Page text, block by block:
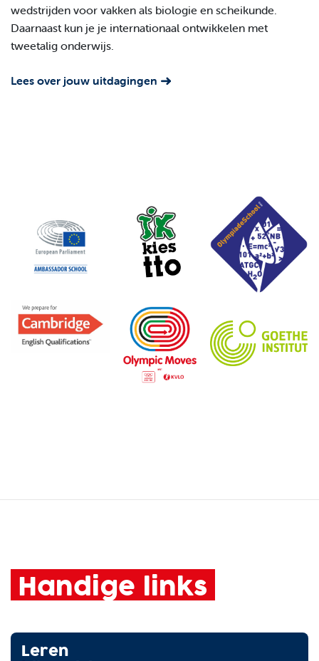
wedstrijden voor vakken als biologie en scheikunde.
Daarnaast kun je je internationaal ontwikkelen met
tweetalig onderwijs.
Lees over jouw uitdagingen
Handige links
Leren